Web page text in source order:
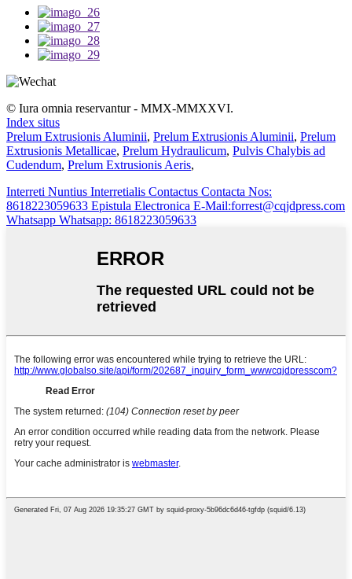
© Iura omnia reservantur - MMX-MMXXVI.
Index situs
Prelum Extrusionis Aluminii, Prelum Extrusionis Aluminii, Prelum
Extrusionis Metallicae, Prelum Hydraulicum, Pulvis Chalybis ad
Cudendum, Prelum Extrusionis Aeris,
Interreti Nuntius Interretialis Contactus Contacta Nos:
8618223059633 Epistula Electronica E-Mail:forrest@cqjdpress.com
Whatsapp Whatsapp: 8618223059633